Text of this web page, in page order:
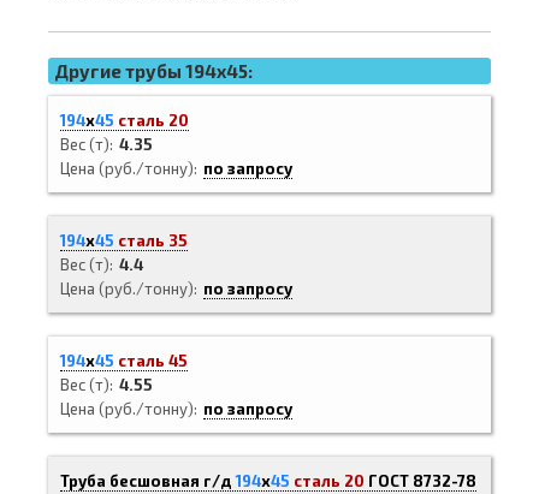
Другие трубы 194x45:
194х45 сталь 20
Вес (т) 4.35
Цена (руб./тонну)
по запросу
194х45 сталь 35
Вес (т) 4.4
Цена (руб./тонну)
по запросу
194х45 сталь 45
Вес (т) 4.55
Цена (руб./тонну)
по запросу
Труба бесшовная г/д194х45 сталь 20 ГОСТ 8732-78